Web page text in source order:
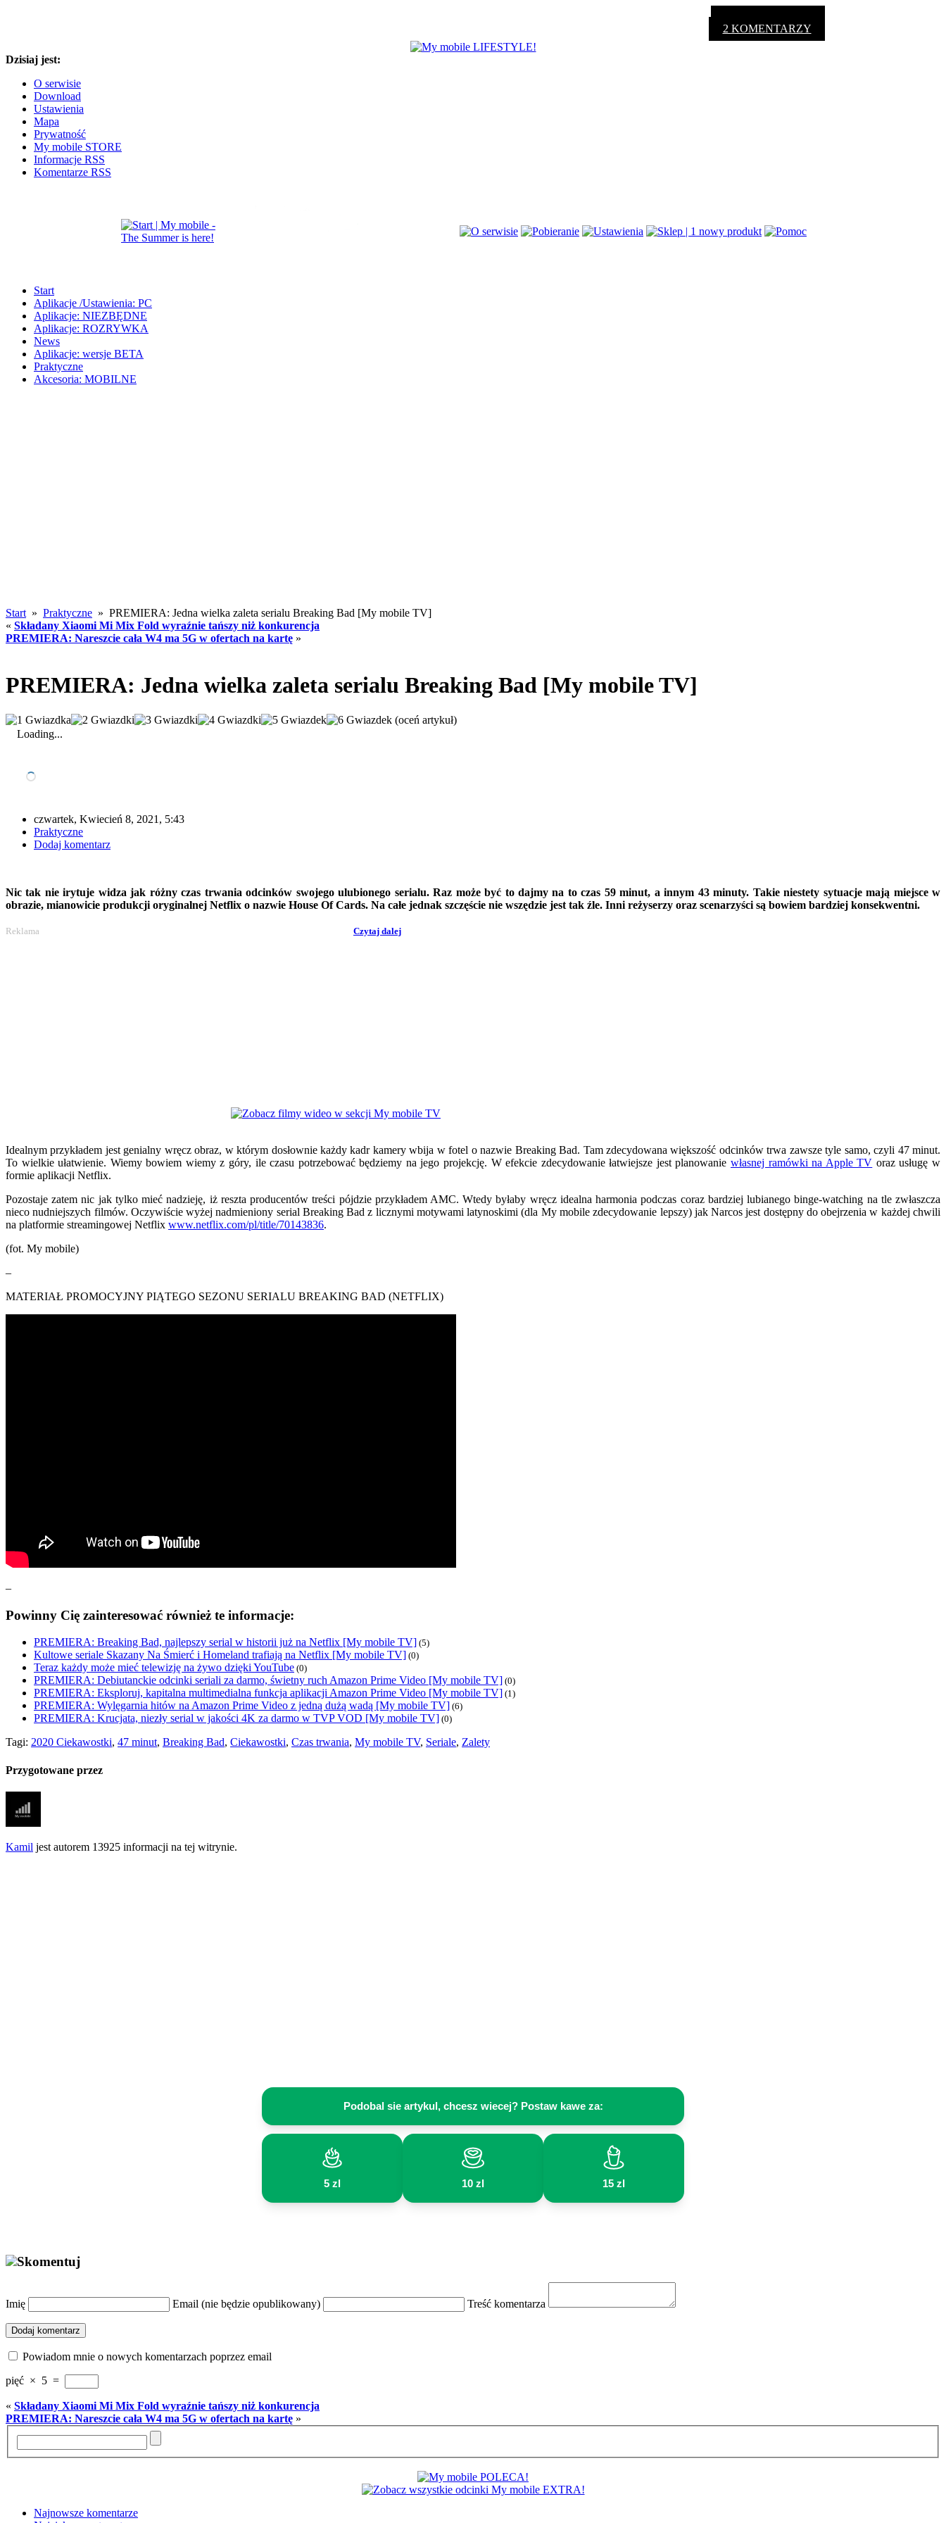
2 KOMENTARZY
Dzisiaj jest:
O serwisie
Download
Ustawienia
Mapa
Prywatność
My mobile STORE
Informacje RSS
Komentarze RSS
Start
Aplikacje /Ustawienia: PC
Aplikacje: NIEZBĘDNE
Aplikacje: ROZRYWKA
News
Aplikacje: wersje BETA
Praktyczne
Akcesoria: MOBILNE
Start » Praktyczne » PREMIERA: Jedna wielka zaleta serialu Breaking Bad [My mobile TV]
« Składany Xiaomi Mi Mix Fold wyraźnie tańszy niż konkurencja
PREMIERA: Nareszcie cała W4 ma 5G w ofertach na kartę »
PREMIERA: Jedna wielka zaleta serialu Breaking Bad [My mobile TV]
(oceń artykuł)
Loading...
czwartek, Kwiecień 8, 2021, 5:43
Praktyczne
Dodaj komentarz
Nic tak nie irytuje widza jak różny czas trwania odcinków swojego ulubionego serialu. Raz może być to dajmy na to czas 59 minut, a innym 43 minuty. Takie niestety sytuacje mają miejsce w
obrazie, mianowicie produkcji oryginalnej Netflix o nazwie House Of Cards. Na całe jednak szczęście nie wszędzie jest tak źle. Inni reżyserzy oraz scenarzyści są bowiem bardziej konsekwentni.
Reklama Czytaj dalej
Idealnym przykładem jest genialny wręcz obraz, w którym dosłownie każdy kadr kamery wbija w fotel o nazwie Breaking Bad. Tam zdecydowana większość odcinków trwa zawsze tyle samo, czyli 47 minut.
To wielkie ułatwienie. Wiemy bowiem wiemy z góry, ile czasu potrzebować będziemy na jego projekcję. W efekcie zdecydowanie łatwiejsze jest planowanie własnej ramówki na Apple TV oraz usługę w
formie aplikacji Netflix.
Pozostaje zatem nic jak tylko mieć nadzieję, iż reszta producentów treści pójdzie przykładem AMC. Wtedy byłaby wręcz idealna harmonia podczas coraz bardziej lubianego binge-watching na tle zwłaszcza
nieco nudniejszych filmów. Oczywiście wyżej nadmieniony serial Breaking Bad z licznymi motywami latynoskimi (dla My mobile zdecydowanie lepszy) jak Narcos jest dostępny do obejrzenia w każdej chwili
na platformie streamingowej Netflix www.netflix.com/pl/title/70143836.
(fot. My mobile)
–
MATERIAŁ PROMOCYJNY PIĄTEGO SEZONU SERIALU BREAKING BAD (NETFLIX)
–
Powinny Cię zainteresować również te informacje:
PREMIERA: Breaking Bad, najlepszy serial w historii już na Netflix [My mobile TV] (5)
Kultowe seriale Skazany Na Śmierć i Homeland trafiają na Netflix [My mobile TV] (0)
Teraz każdy może mieć telewizję na żywo dzięki YouTube (0)
PREMIERA: Debiutanckie odcinki seriali za darmo, świetny ruch Amazon Prime Video [My mobile TV] (0)
PREMIERA: Eksploruj, kapitalna multimedialna funkcja aplikacji Amazon Prime Video [My mobile TV] (1)
PREMIERA: Wylęgarnia hitów na Amazon Prime Video z jedną dużą wadą [My mobile TV] (6)
PREMIERA: Krucjata, niezły serial w jakości 4K za darmo w TVP VOD [My mobile TV] (0)
Tagi: 2020 Ciekawostki, 47 minut, Breaking Bad, Ciekawostki, Czas trwania, My mobile TV, Seriale, Zalety
Przygotowane przez
Kamil jest autorem 13925 informacji na tej witrynie.
Podobal sie artykul, chcesz wiecej? Postaw kawe za:
5 zl 10 zl 15 zl
Skomentuj
Imię Email (nie będzie opublikowany) Treść komentarza
Dodaj komentarz
Powiadom mnie o nowych komentarzach poprzez email
pięć × 5 =
« Składany Xiaomi Mi Mix Fold wyraźnie tańszy niż konkurencja
PREMIERA: Nareszcie cała W4 ma 5G w ofertach na kartę »
Najnowsze komentarze